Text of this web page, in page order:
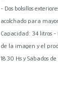
- Dos bolsillos
acolchado para
Capacidad: 34 litros -
de la imagen y el
18.30 Hs y Sábados de